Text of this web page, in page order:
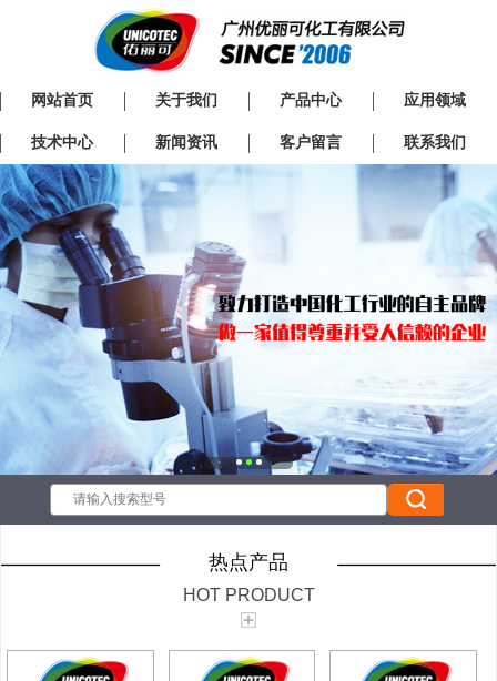
网站首页 关于我们 产品中心 应用领域
技术中心 新闻资讯 客户留言 联系我们
热点产品
HOT PRODUCT